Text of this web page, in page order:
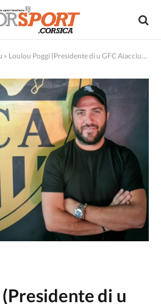
» Loulou Poggi (Presidente di u GFC Aiacciu) : « Ùn si pò scurdà d’induve no venimu »
di u